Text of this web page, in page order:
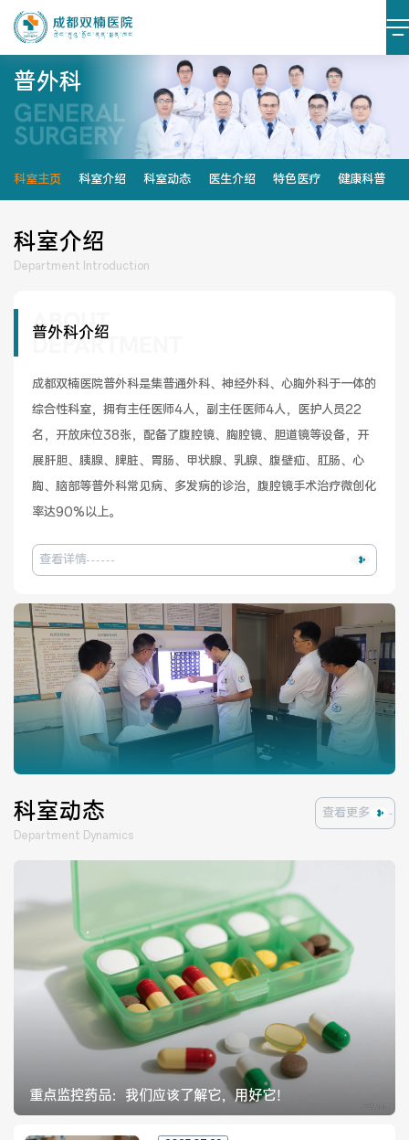
医院简介 医院文化
设施设备 环境照片
健康管理体检 手术科室
非手术科室
医技科室
专家团队
专家坐诊
医院布局 医保服务
出/入院服务 健康科普
意见建议 特殊人群服务
院内新闻 媒体报道
公益事业
普外科
GENERAL
SURGERY
科室主页 科室介绍 科室动态 医生介绍 特色医疗 健康科普
科室介绍
Department Introduction
普外科介绍
ABOUT
DEPARTMENT
成都双楠医院普外科是集普通外科、神经外科、心胸外科于一体的
综合性科室，拥有主任医师4人，副主任医师4人，医护人员22
名，开放床位38张，配备了腹腔镜、胸腔镜、胆道镜等设备，开
展肝胆、胰腺、脾脏、胃肠、甲状腺、乳腺、腹壁疝、肛肠、心
胸、脑部等普外科常见病、多发病的诊治，腹腔镜手术治疗微创化
率达90%以上。
查看详情
科室动态
Department Dynamics
查看更多
重点监控药品：我们应该了解它，用好它！